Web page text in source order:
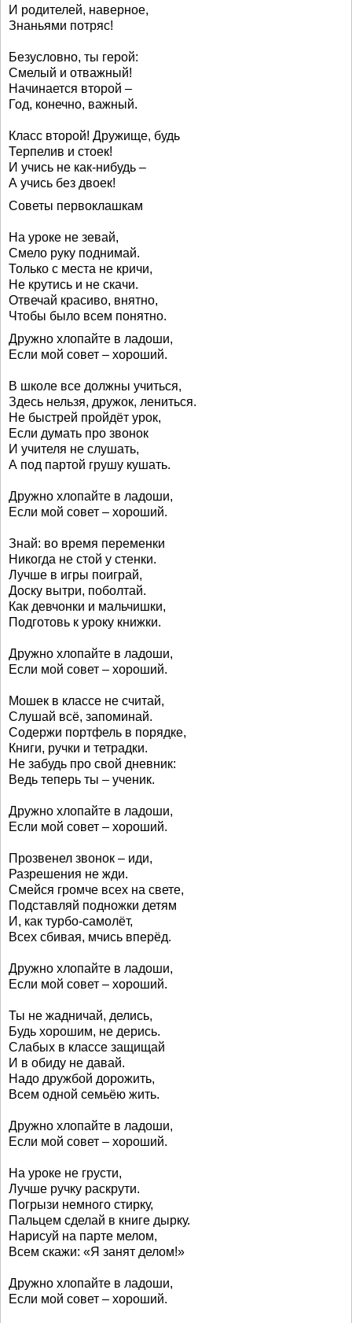
И родителей, наверное,
Знаньями потряс!
Безусловно, ты герой:
Смелый и отважный!
Начинается второй –
Год, конечно, важный.
Класс второй! Дружище, будь
Терпелив и стоек!
И учись не как-нибудь –
А учись без двоек!
Советы первоклашкам
На уроке не зевай,
Смело руку поднимай.
Только с места не кричи,
Не крутись и не скачи.
Отвечай красиво, внятно,
Чтобы было всем понятно.
Дружно хлопайте в ладоши,
Если мой совет – хороший.
В школе все должны учиться,
Здесь нельзя, дружок, лениться.
Не быстрей пройдёт урок,
Если думать про звонок
И учителя не слушать,
А под партой грушу кушать.
Дружно хлопайте в ладоши,
Если мой совет – хороший.
Знай: во время переменки
Никогда не стой у стенки.
Лучше в игры поиграй,
Доску вытри, поболтай.
Как девчонки и мальчишки,
Подготовь к уроку книжки.
Дружно хлопайте в ладоши,
Если мой совет – хороший.
Мошек в классе не считай,
Слушай всё, запоминай.
Содержи портфель в порядке,
Книги, ручки и тетрадки.
Не забудь про свой дневник:
Ведь теперь ты – ученик.
Дружно хлопайте в ладоши,
Если мой совет – хороший.
Прозвенел звонок – иди,
Разрешения не жди.
Смейся громче всех на свете,
Подставляй подножки детям
И, как турбо-самолёт,
Всех сбивая, мчись вперёд.
Дружно хлопайте в ладоши,
Если мой совет – хороший.
Ты не жадничай, делись,
Будь хорошим, не дерись.
Слабых в классе защищай
И в обиду не давай.
Надо дружбой дорожить,
Всем одной семьёю жить.
Дружно хлопайте в ладоши,
Если мой совет – хороший.
На уроке не грусти,
Лучше ручку раскрути.
Погрызи немного стирку,
Пальцем сделай в книге дырку.
Нарисуй на парте мелом,
Всем скажи: «Я занят делом!»
Дружно хлопайте в ладоши,
Если мой совет – хороший.